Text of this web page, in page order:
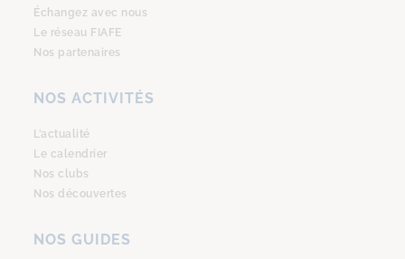
Échangez avec nous
Le réseau FIAFE
Nos partenaires
NOS ACTIVITÉS
L’actualité
Le calendrier
Nos clubs
Nos découvertes
NOS GUIDES